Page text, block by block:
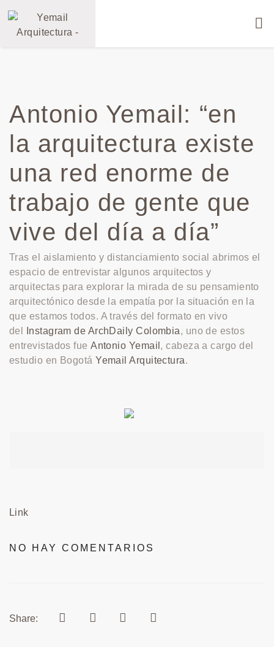
Antonio Yemail: “en
la arquitectura existe
una red enorme de
trabajo de gente que
vive del día a día”
Tras el aislamiento y distanciamiento social abrimos el
espacio de entrevistar algunos arquitectos y
arquitectas para explorar la mirada de su pensamiento
arquitectónico desde la empatía por la situación en la
que estamos todos. A través del formato en vivo
del
Instagram de ArchDaily Colombia, uno de estos
entrevistados fueAntonio Yemail , cabeza a cargo del
estudio en BogotáYemail Arquitectura.
Link
NO HAY COMENTARIOS
Share: